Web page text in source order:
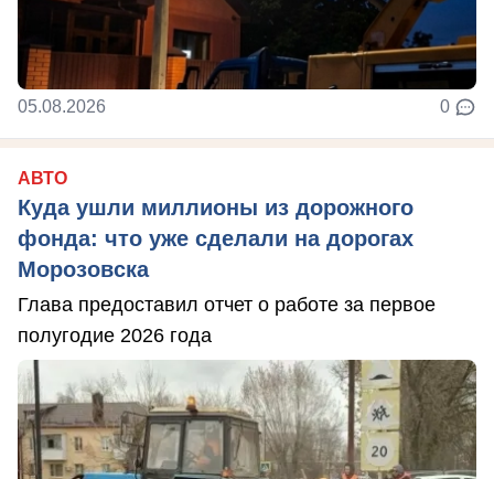
05.08.2026 0
АВТО
Куда ушли миллионы из дорожного
фонда: что уже сделали на дорогах
Морозовска
Глава предоставил отчет о работе за первое
полугодие 2026 года